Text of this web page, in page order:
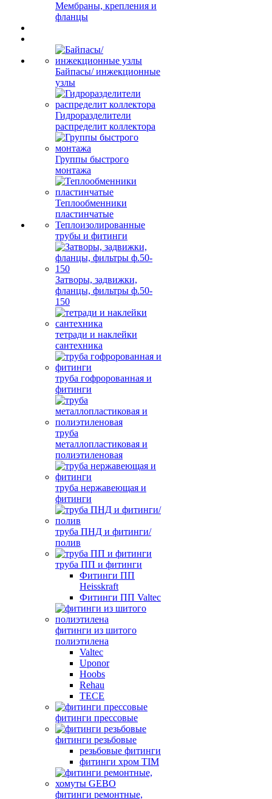
Мембраны, крепления и
фланцы
Байпасы/ инжекционные
узлы
Гидроразделители
распределит коллектора
Группы быстрого
монтажа
Теплообменники
пластинчатые
Теплоизолированные
трубы и фитинги
Затворы, задвижки,
фланцы, фильтры ф.50-
150
тетради и наклейки
сантехника
труба гофророванная и
фитинги
труба
металлопластиковая и
полиэтиленовая
труба нержавеющая и
фитинги
труба ПНД и фитинги/
полив
труба ПП и фитинги
Фитинги ПП
Heisskraft
Фитинги ПП Valtec
фитинги из шитого
полиэтилена
Valtec
Uponor
Hoobs
Rehau
TECE
фитинги прессовые
фитинги резьбовые
резьбовые фитинги
фитинги хром TIM
фитинги ремонтные,